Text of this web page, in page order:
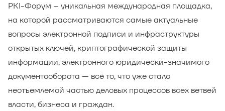
PKI-Форум – уникальная международная площадка,
на которой рассматриваются самые актуальные
вопросы электронной подписи и инфраструктуры
открытых ключей, криптографической защиты
информации, электронного юридически-значимого
документооборота — всё то, что уже стало
неотъемлемой частью деловых процессов всех ветвей
власти, бизнеса и граждан.